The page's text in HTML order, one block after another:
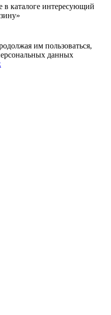
в каталоге интересующий
им пользоваться,
данных